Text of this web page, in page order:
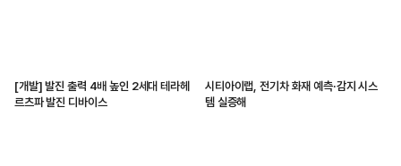
[개발] 발진 출력 4배 높인 2세대 테라헤
르츠파 발진 디바이스
시티아이랩, 전기차 화재 예측·감지 시스
템 실증해